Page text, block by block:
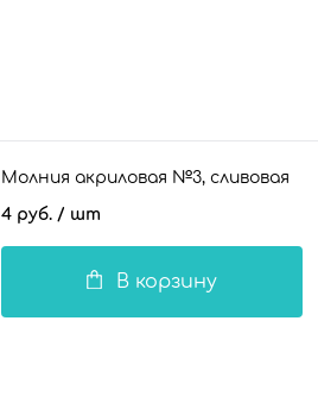
Молния акриловая №3, сливовая
4 руб. / шт
В корзину